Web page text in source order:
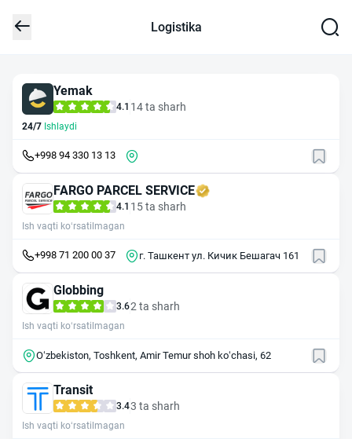
Logistika
Yemak
4.1 14 ta sharh
24/7 Ishlaydi
+998 94 330 13 13
FARGO PARCEL SERVICE
4.1 15 ta sharh
Ish vaqti ko‘rsatilmagan
+998 71 200 00 37 г. Ташкент ул. Кичик Бешагач 161
Globbing
3.62 ta sharh
Ish vaqti ko‘rsatilmagan
Oʻzbekiston, Toshkent, Amir Temur shoh koʻchasi, 62
Transit
3.43 ta sharh
Ish vaqti ko‘rsatilmagan